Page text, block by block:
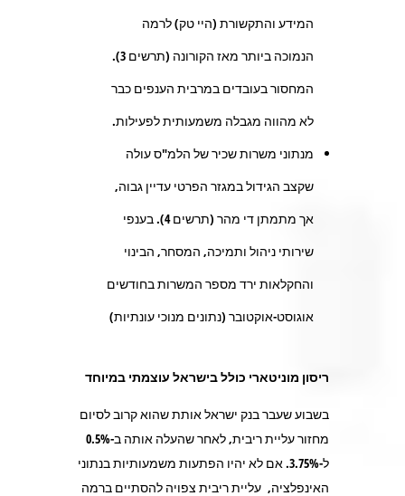
המידע והתקשורת (היי טק) לרמה
הנמוכה ביותר מאז הקורונה (תרשים 3).
המחסור בעובדים במרבית הענפים כבר
לא מהווה מגבלה משמעותית לפעילות.
מנתוני משרות שכיר של הלמ"ס עולה
שקצב הגידול במגזר הפרטי עדיין גבוה,
אך מתמתן די מהר (תרשים 4). בענפי
שירותי ניהול ותמיכה, המסחר, הבינוי
והחקלאות ירד מספר המשרות בחודשים
אוגוסט-אוקטובר (נתונים מנוכי עונתיות)
ריסון מוניטארי כולל בישראל עוצמתי במיוחד
בשבוע שעבר בנק ישראל אותת שהוא קרוב לסיום
מחזור עליית ריבית, לאחר שהעלה אותה ב-0.5%
ל-3.75%. אם לא יהיו הפתעות משמעותיות בנתוני
האינפלציה, עליית ריבית צפויה להסתיים ברמה